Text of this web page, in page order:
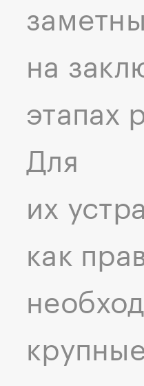
на
этапах
Для
их
как